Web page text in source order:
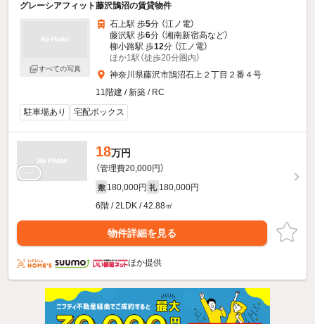
グレーシアフィット藤沢鵠沼の賃貸物件
すべての写真
石上駅 歩5分 （江ノ電）
藤沢駅 歩6分 （湘南新宿高など）
柳小路駅 歩12分 （江ノ電）
ほか1駅（徒歩20分圏内）
神奈川県藤沢市鵠沼石上２丁目２番４号
11階建 / 新築 / RC
駐車場あり
宅配ボックス
18万円
（管理費20,000円）
敷 180,000円 礼 180,000円
6階 / 2LDK / 42.88㎡
物件詳細を見る
ほか提供